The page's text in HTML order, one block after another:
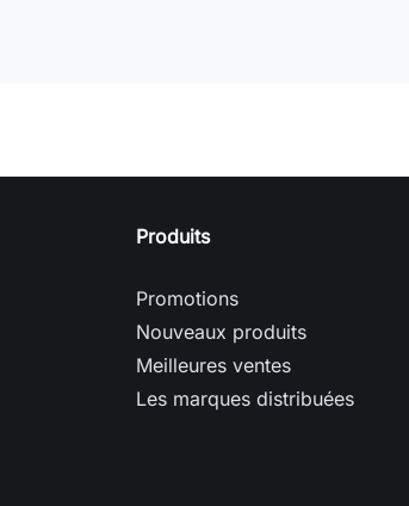
Produits
Promotions
Nouveaux produits
Meilleures ventes
Les marques distribuées